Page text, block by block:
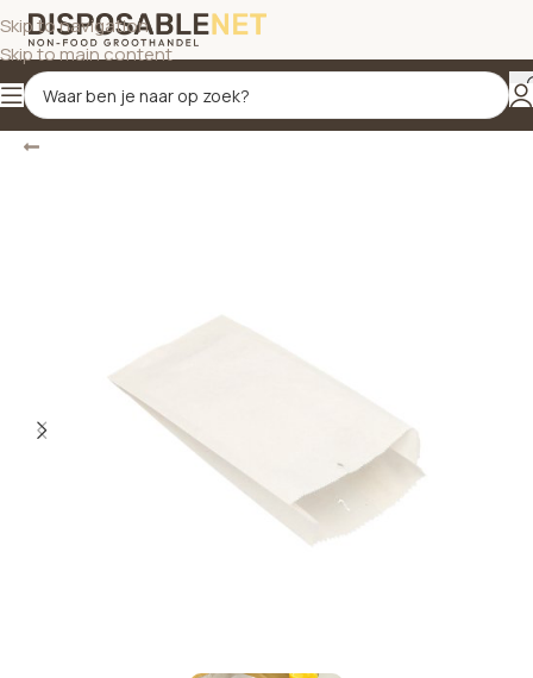
Skip to navigation
Skip to main content
Terug Home/Disposables/Papieren vouwzakken